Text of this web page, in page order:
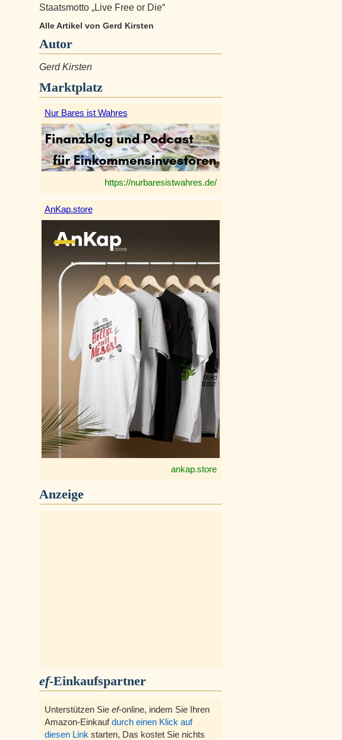
Staatsmotto „Live Free or Die“
Alle Artikel von Gerd Kirsten
Autor
Gerd Kirsten
Marktplatz
Nur Bares ist Wahres
https://nurbaresistwahres.de/
AnKap.store
ankap.store
Anzeige
ef-Einkaufspartner
Unterstützen Sie ef-online, indem Sie Ihren
Amazon-Einkaufdurch einen Klick auf
diesen Link starten, Das kostet Sie nichts